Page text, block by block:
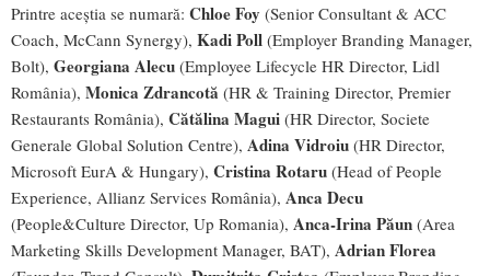
Printre aceștia se numară: Chloe Foy (Senior Consultant & ACC
Coach, McCann Synergy), Kadi Poll (Employer Branding Manager,
Bolt), Georgiana Alecu (Employee Lifecycle HR Director, Lidl
România), Monica Zdrancotă (HR & Training Director, Premier
Restaurants România), Cătălina Magui (HR Director, Societe
Generale Global Solution Centre), Adina Vidroiu (HR Director,
Microsoft EurA & Hungary), Cristina Rotaru (Head of People
Experience, Allianz Services România), Anca Decu
(People&Culture Director, Up Romania), Anca-Irina Păun (Area
Marketing Skills Development Manager, BAT), Adrian Florea